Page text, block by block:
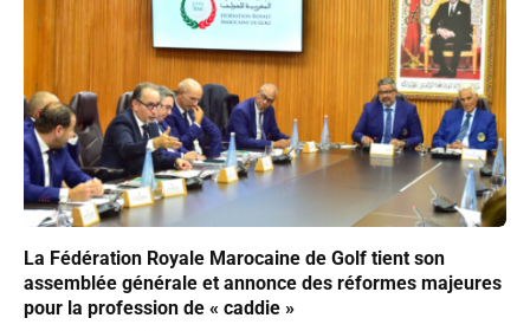
La Fédération Royale Marocaine de Golf tient son
assemblée générale et annonce des réformes majeures
pour la profession de « caddie »